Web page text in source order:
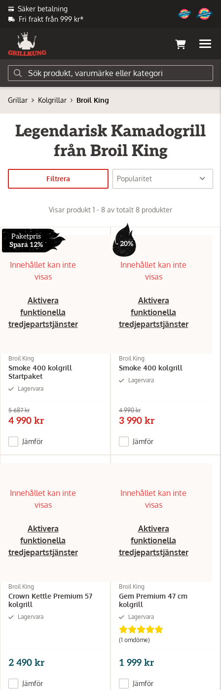
Säker betalning
Fri frakt från 999 kr*
Grillar Kolgrillar Broil King
Legendarisk Kamadogrill
från Broil King
Filtrera
Visar produkt 1 - 8 av totalt 8 produkter
Paketpris
Spara 12%
Innehållet kan inte
visas
Aktivera
funktionella
tredjepartstjänster
Broil King
Smoke 400 kolgrill
Startpaket
Lagervara
5 687 kr
4 990 kr
Jämför
- 20%
Innehållet kan inte
visas
Aktivera
funktionella
tredjepartstjänster
Broil King
Smoke 400 kolgrill
Lagervara
4 990 kr
3 990 kr
Jämför
Innehållet kan inte
visas
Aktivera
funktionella
tredjepartstjänster
Broil King
Crown Kettle Premium 57
kolgrill
Lagervara
2 490 kr
Jämför
Innehållet kan inte
visas
Aktivera
funktionella
tredjepartstjänster
Broil King
Gem Premium 47 cm
kolgrill
Lagervara
(1 omdöme)
1 999 kr
Jämför